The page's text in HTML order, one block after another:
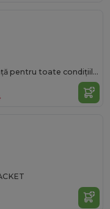
Geacă de performanță pentru toate condițiile meteo Atlantic Kids